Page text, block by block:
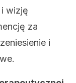
wizję
za
i